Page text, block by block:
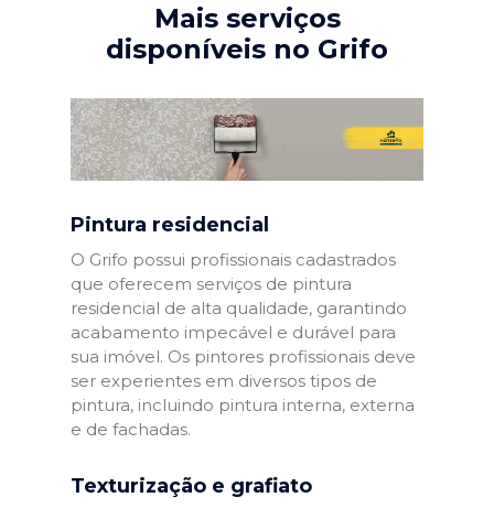
Mais serviços
disponíveis no Grifo
Pintura residencial
O Grifo possui profissionais cadastrados
que oferecem serviços de pintura
residencial de alta qualidade, garantindo
acabamento impecável e durável para
sua imóvel. Os pintores profissionais deve
ser experientes em diversos tipos de
pintura, incluindo pintura interna, externa
e de fachadas.
Texturização e grafiato